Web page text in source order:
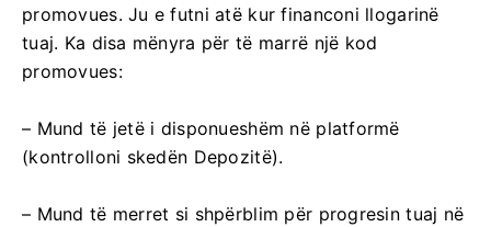
promovues. Ju e futni atë kur financoni llogarinë
tuaj. Ka disa mënyra për të marrë një kod
promovues:
– Mund të jetë i disponueshëm në platformë
(kontrolloni skedën Depozitë).
– Mund të merret si shpërblim për progresin tuaj në